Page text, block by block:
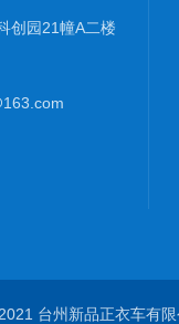
创园21幢A二楼
台州新品正衣车